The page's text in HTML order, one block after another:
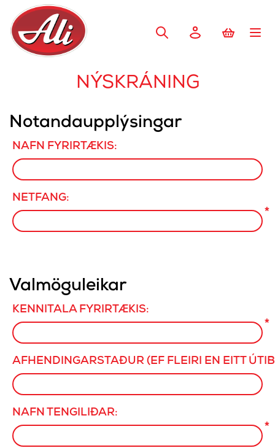
NÝSKRÁNING
Notandaupplýsingar
NAFN FYRIRTÆKIS:
NETFANG:
*
Valmöguleikar
KENNITALA FYRIRTÆKIS:
*
AFHENDINGARSTAÐUR (EF FLEIRI EN EITT
NAFN TENGILIÐAR:
*